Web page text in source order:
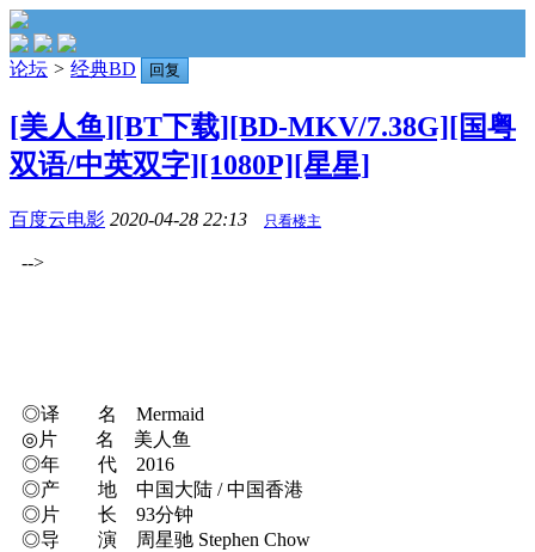
论坛 > 经典BD 回复
[美人鱼][BT下载][BD-MKV/7.38G][国粤
双语/中英双字][1080P][星星]
百度云电影 2020-04-28 22:13 只看楼主
-->
◎译 名 Mermaid
◎片 名 美人鱼
◎年 代 2016
◎产 地 中国大陆 / 中国香港
◎片 长 93分钟
◎导 演 周星驰 Stephen Chow